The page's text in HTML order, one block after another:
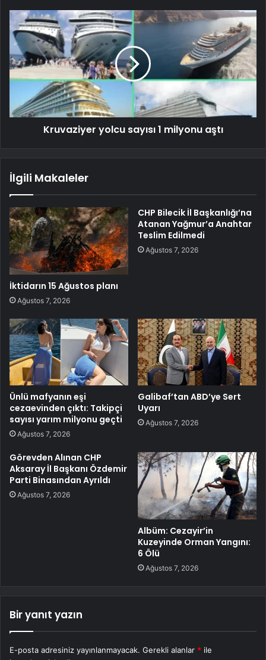
Kruvaziyer yolcu sayısı 1 milyonu aştı
İlgili Makaleler
İktidarın 15 Ağustos planı
Ağustos 7, 2026
CHP Bilecik İl Başkanlığı’na
Atanan Yağmur’a Anahtar
Teslim Edilmedi
Ağustos 7, 2026
Ünlü mafyanın eşi
cezaevinden çıktı: Takipçi
sayısı yarım milyonu geçti
Ağustos 7, 2026
Galibaf’tan ABD’ye Sert
Uyarı
Ağustos 7, 2026
Görevden Alınan CHP
Aksaray İl Başkanı Özdemir
Parti Binasından Ayrıldı
Ağustos 7, 2026
Albüm: Cezayir’in
Kuzeyinde Orman Yangını:
6 Ölü
Ağustos 7, 2026
Bir yanıt yazın
E-posta adresiniz yayınlanmayacak. Gerekli alanlar * ile